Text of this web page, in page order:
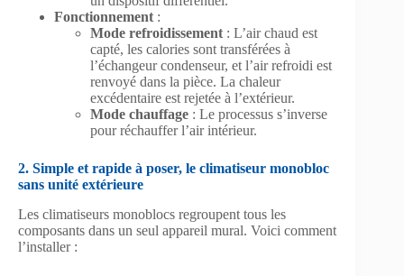
Fonctionnement :
Mode refroidissement : L’air chaud est
capté, les calories sont transférées à
l’échangeur condenseur, et l’air refroidi est
renvoyé dans la pièce. La chaleur
excédentaire est rejetée à l’extérieur.
Mode chauffage : Le processus s’inverse
pour réchauffer l’air intérieur.
2. Simple et rapide à poser, le climatiseur monobloc
sans unité extérieure
Les climatiseurs monoblocs regroupent tous les
composants dans un seul appareil mural. Voici comment
l’installer :